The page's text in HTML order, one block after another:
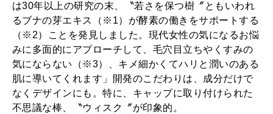
は30年以上の研究の末、〝若さを保つ樹〞ともいわれ
るブナの芽エキス（※1）が酵素の働きをサポートする
（※2）ことを発見しました。現代女性の気になるお悩
みに多面的にアプローチして、毛穴目立ちやくすみの
気にならない（※3）、キメ細かくてハリと潤いのある
肌に導いてくれます」開発のこだわりは、成分だけで
なくデザインにも。特に、キャップに取り付けられた
不思議な棒、〝ウィスク〞が印象的。